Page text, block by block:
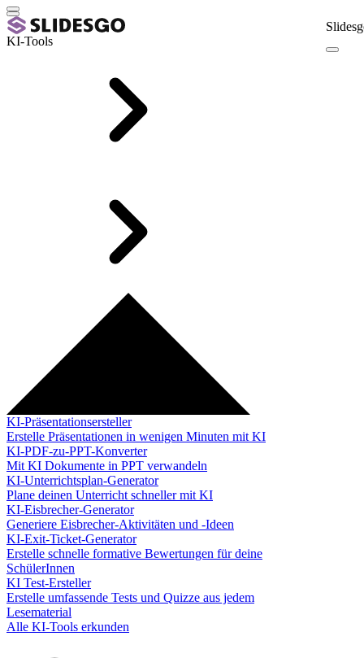
KI-Tools
KI-Präsentationsersteller
Erstelle Präsentationen in wenigen Minuten mit KI
KI-PDF-zu-PPT-Konverter
Mit KI Dokumente in PPT verwandeln
KI-Unterrichtsplan-Generator
Plane deinen Unterricht schneller mit KI
KI-Eisbrecher-Generator
Generiere Eisbrecher-Aktivitäten und -Ideen
KI-Exit-Ticket-Generator
Erstelle schnelle formative Bewertungen für deine
SchülerInnen
KI Test-Ersteller
Erstelle umfassende Tests und Quizze aus jedem
Lesematerial
Alle KI-Tools erkunden